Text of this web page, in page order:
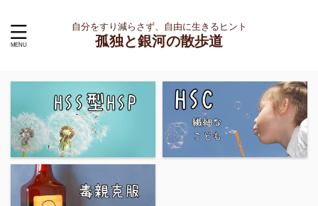
自分をすり減らさず、自由に生きるヒント
孤独と銀河の散歩道